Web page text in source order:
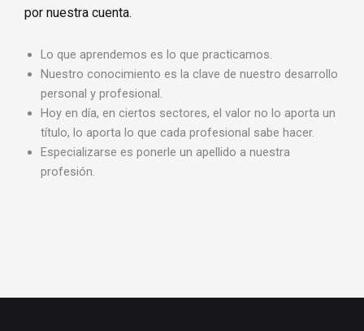
por nuestra cuenta.
Lo que aprendemos es lo que practicamos.
Nuestro conocimiento es la clave de nuestro desarrollo
personal y profesional.
Hoy en día, en ciertos sectores, el valor no lo aporta un
título, lo aporta lo que cada profesional sabe hacer.
Especializarse es ponerle un apellido a nuestra
profesión.